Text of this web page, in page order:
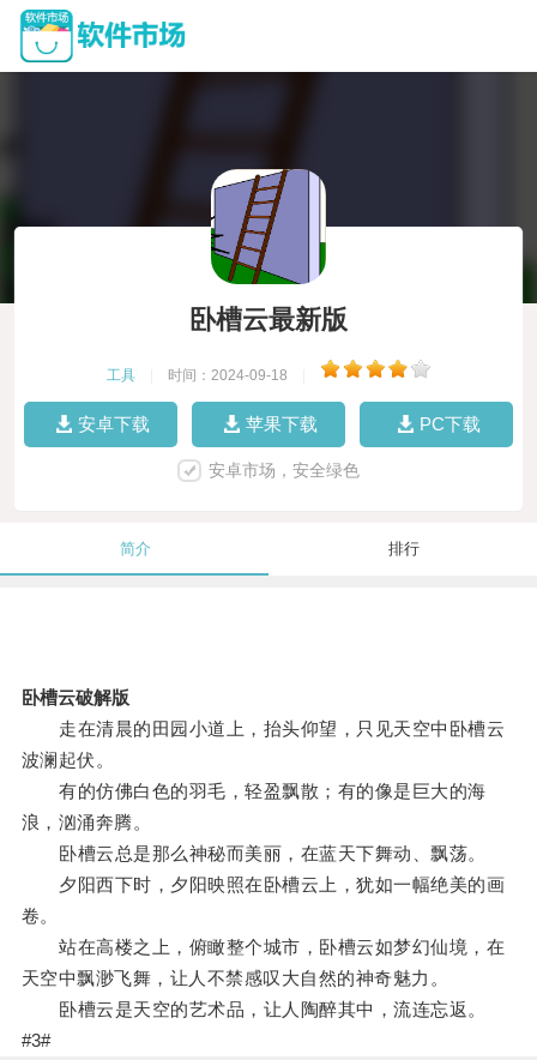
卧槽云最新版
工具 时间：2024-09-18
安卓下载 苹果下载 PC下载
安卓市场，安全绿色
简介 排行
卧槽云破解版
走在清晨的田园小道上，抬头仰望，只见天空中卧槽云
波澜起伏。
有的仿佛白色的羽毛，轻盈飘散；有的像是巨大的海
浪，汹涌奔腾。
卧槽云总是那么神秘而美丽，在蓝天下舞动、飘荡。
夕阳西下时，夕阳映照在卧槽云上，犹如一幅绝美的画
卷。
站在高楼之上，俯瞰整个城市，卧槽云如梦幻仙境，在
天空中飘渺飞舞，让人不禁感叹大自然的神奇魅力。
卧槽云是天空的艺术品，让人陶醉其中，流连忘返。
#3#